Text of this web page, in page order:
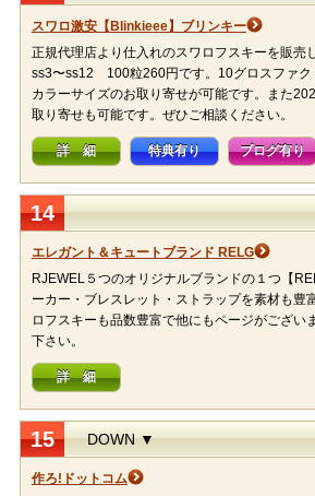
スワロ激安【Blinkieee】ブリンキー
正規代理店より仕入れのスワロフスキーを販売
ss3〜ss12 100粒260円です。10グロスファク
カラーサイズのお取り寄せが可能です。また
取り寄せも可能です。ぜひご相談ください。
詳 細 特典有り ブログ有り
14
エレガント＆キュートブランド RELG
RJEWEL５つのオリジナルブランドの１つ【
ーカー・ブレスレット・ストラップを素材も豊
ロフスキーも品数豊富で他にもページがござい
下さい。
詳 細
15 DOWN ▼
作ろ!ドットコム